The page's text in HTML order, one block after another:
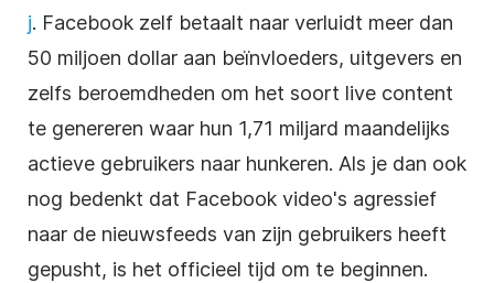
j. Facebook zelf betaalt naar verluidt meer dan
50 miljoen dollar aan beïnvloeders, uitgevers en
zelfs beroemdheden om het soort live content
te genereren waar hun 1,71 miljard maandelijks
actieve gebruikers naar hunkeren. Als je dan ook
nog bedenkt dat Facebook video's agressief
naar de nieuwsfeeds van zijn gebruikers heeft
gepusht, is het officieel tijd om te beginnen.